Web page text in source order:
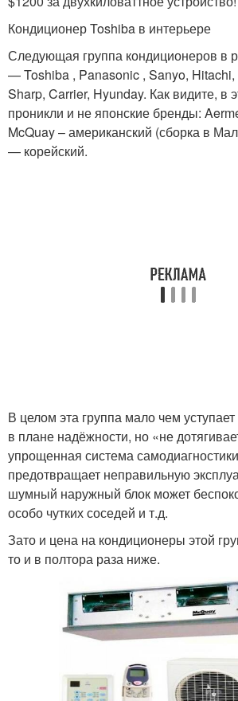
Кондиционер Toshiba в интерьере
Следующая группа кондиционеров в
— Toshiba , Panasonic , Sanyo, Hitachi,
Sharp, Carrier, Hyunday. Как видите, в
проникли и не японские бренды:
McQuay – американский (сборка в
— корейский.
В целом эта группа мало чем
в плане надёжности, но «не
упрощенная система
предотвращает неправильную
шумный наружный блок может
особо чутких соседей и т.д.
Зато и цена на кондиционеры этой
то и в полтора раза ниже.